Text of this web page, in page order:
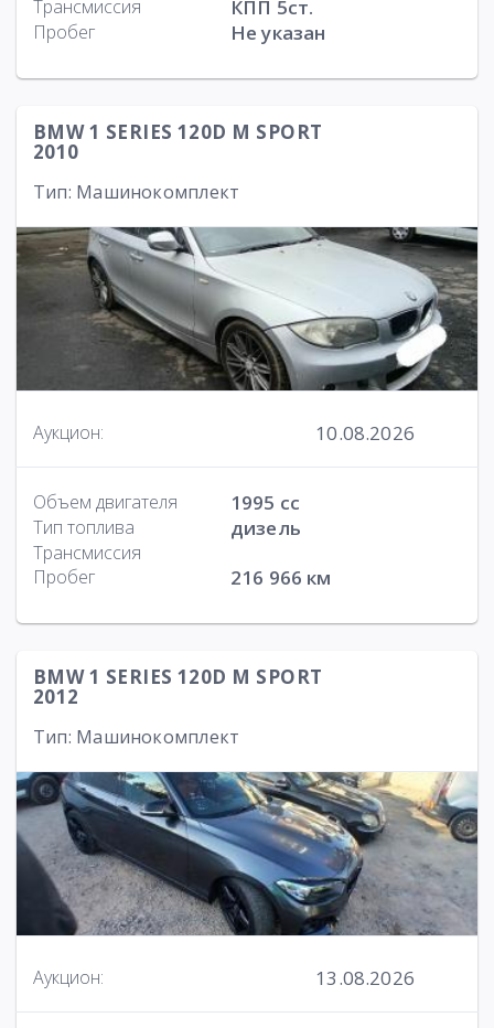
Трансмиссия КПП 5ст.
Пробег Не указан
BMW 1 SERIES 120D M SPORT
2010
Тип: Машинокомплект
Аукцион: 10.08.2026
Объем двигателя 1995 cc
Тип топлива дизель
Трансмиссия
Пробег
216 966 км
BMW 1 SERIES 120D M SPORT
2012
Тип: Машинокомплект
Аукцион: 13.08.2026